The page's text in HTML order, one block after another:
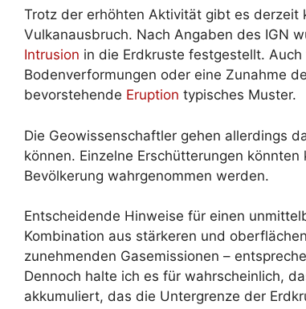
Trotz der erhöhten Aktivität gibt es
Vulkanausbruch. Nach Angaben des IGN
Intrusion in die Erdkruste festgestellt.
Bodenverformungen oder eine Zunahme
bevorstehende Eruption typisches Muster.
Die Geowissenschaftler gehen allerdings
können. Einzelne Erschütterungen
Bevölkerung wahrgenommen werden.
Entscheidende Hinweise für einen
Kombination aus stärkeren und
zunehmenden Gasemissionen –
Dennoch halte ich es für wahrscheinlich,
akkumuliert, das die Untergrenze der